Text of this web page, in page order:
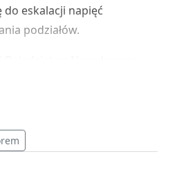
eskalacji napięć
podziałów.
i misją, powinno wspierać